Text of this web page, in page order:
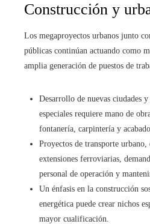
Construcción y
Los megaproyectos urbanos junto
públicas continúan actuando como
amplia generación de puestos de
Desarrollo de nuevas ciudades y
especiales requiere mano de
fontanería, carpintería y
Proyectos de transporte
extensiones ferroviarias,
personal de operación y
Un énfasis en la construcción
energética puede crear nichos
mayor cualificación.